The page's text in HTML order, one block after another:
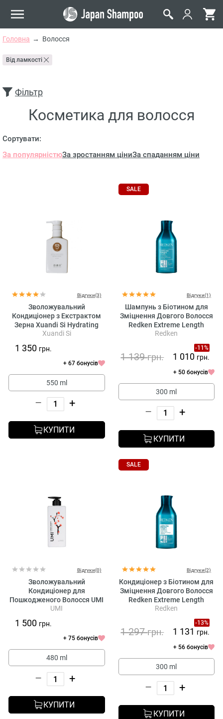
Головна Волосся
Від ламкості
Фільтр
Косметика для волосся
Сортувати:
За популярністюЗа зростанням ціниЗа спаданням ціни
Відгуки(3)
Зволожувальний
Кондиціонер з Екстрактом
Зерна Xuandi Si Hydrating
Conditioner
Xuandi Si
1 350 грн.
+ 67 бонусів
550 ml
– +
КУПИТИ
SALE
Відгуки(1)
Шампунь з Біотином для
Зміцнення Довгого Волосся
Redken Extreme Length
Shampoo
Redken
-11%
1 139грн. 1 010 грн.
+ 50 бонусів
300 ml
– +
КУПИТИ
Відгуки(0)
Зволожувальний
Кондиціонер для
Пошкодженого Волосся UMI
Hydrating Conditioner
UMI
1 500 грн.
+ 75 бонусів
480 ml
– +
КУПИТИ
SALE
Відгуки(2)
Кондиціонер з Біотином для
Зміцнення Довгого Волосся
Redken Extreme Length
Conditioner
Redken
-13%
1 297грн. 1 131 грн.
+ 56 бонусів
300 ml
– +
КУПИТИ